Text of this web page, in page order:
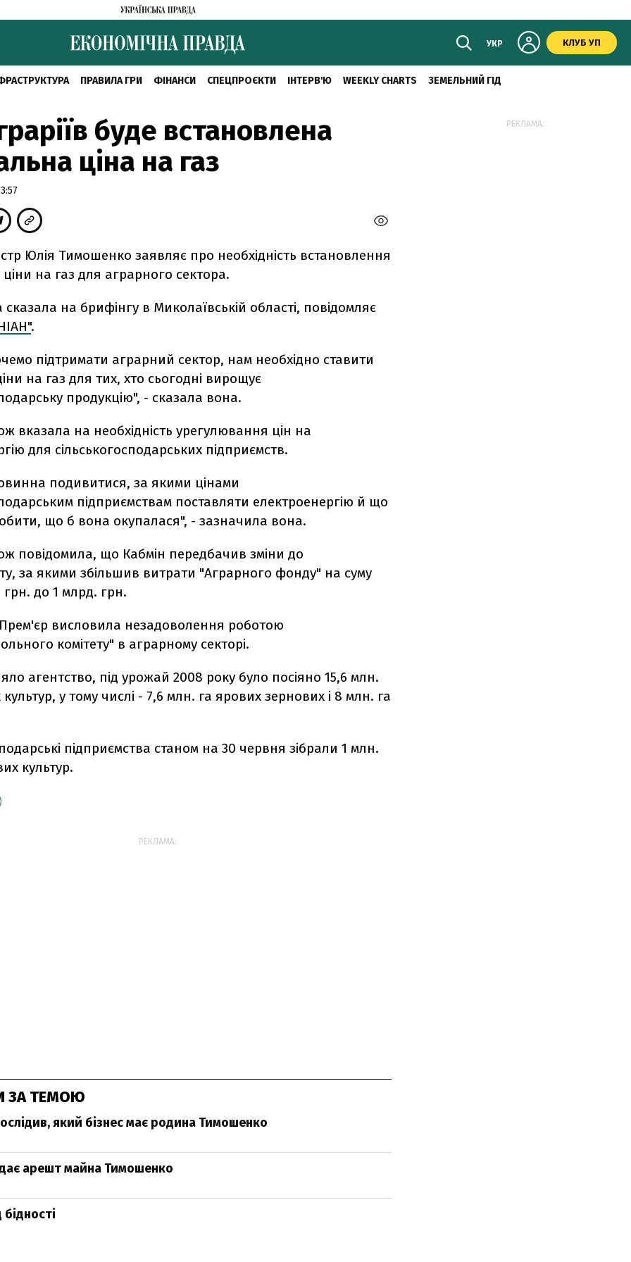
УКР КЛУБ УП
ПРАВИЛА ГРИ ФІНАНСИ СПЕЦПРОЄКТИ ІНТЕРВ'Ю WEEKLY CHARTS ЗЕМЕЛЬНИЙ ГІД
буде встановлена
ціна на газ
Юлія Тимошенко заявляє про необхідність встановлення
ціни на газ для аграрного сектора.
на брифінгу в Миколаївській області, повідомляє
.
підтримати аграрний сектор, нам необхідно ставити
на газ для тих, хто сьогодні вирощує
продукцію", - сказала вона.
вказала на необхідність урегулювання цін на
для сільськогосподарських підприємств.
подивитися, за якими цінами
підприємствам поставляти електроенергію й що
що б вона окупалася", - зазначила вона.
повідомила, що Кабмін передбачив зміни до
за якими збільшив витрати "Аграрного фонду" на суму
грн. до 1 млрд. грн.
висловила незадоволення роботою
комітету" в аграрному секторі.
агентство, під урожай 2008 року було посіяно 15,6 млн.
у тому числі - 7,6 млн. га ярових зернових і 8 млн. га
підприємства станом на 30 червня зібрали 1 млн.
культур.
РЕКЛАМА:
ЗА ТЕМОЮ
який бізнес має родина Тимошенко
арешт майна Тимошенко
РЕКЛАМА: